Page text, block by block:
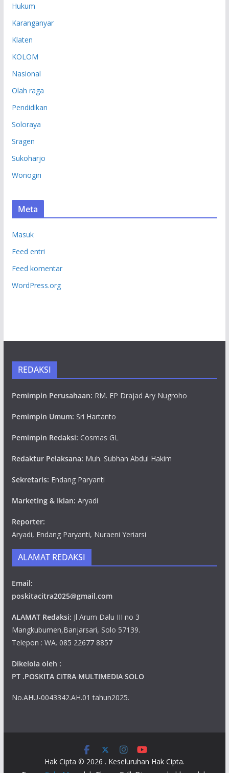
Hukum
Karanganyar
Klaten
KOLOM
Nasional
Olah raga
Pendidikan
Soloraya
Sragen
Sukoharjo
Wonogiri
Meta
Masuk
Feed entri
Feed komentar
WordPress.org
REDAKSI
Pemimpin Perusahaan: RM. EP Drajad Ary Nugroho
Pemimpin Umum: Sri Hartanto
Pemimpin Redaksi: Cosmas GL
Redaktur Pelaksana: Muh. Subhan Abdul Hakim
Sekretaris: Endang Paryanti
Marketing & Iklan: Aryadi
Reporter:
Aryadi, Endang Paryanti, Nuraeni Yeriarsi
ALAMAT REDAKSI
Email:
poskitacitra2025@gmail.com
ALAMAT Redaksi: Jl Arum Dalu III no 3
Mangkubumen,Banjarsari, Solo 57139.
Telepon : WA. 085 22677 8857
Dikelola oleh :
PT .POSKITA CITRA MULTIMEDIA SOLO
No.AHU-0043342.AH.01 tahun2025.
Hak Cipta © 2026 . Keseluruhan Hak Cipta.